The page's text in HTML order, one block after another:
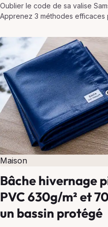
Oublier le code de sa valise
Apprenez 3 méthodes efficaces
Maison
Bâche hivernage
PVC 630g/m² et
un bassin protégé